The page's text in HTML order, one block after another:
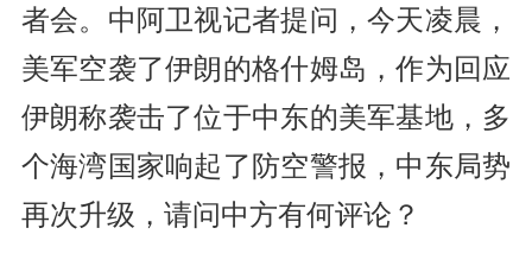
者会。中阿卫视记者提问，今天凌晨，
美军空袭了伊朗的格什姆岛，作为回应
伊朗称袭击了位于中东的美军基地，多
个海湾国家响起了防空警报，中东局势
再次升级，请问中方有何评论？